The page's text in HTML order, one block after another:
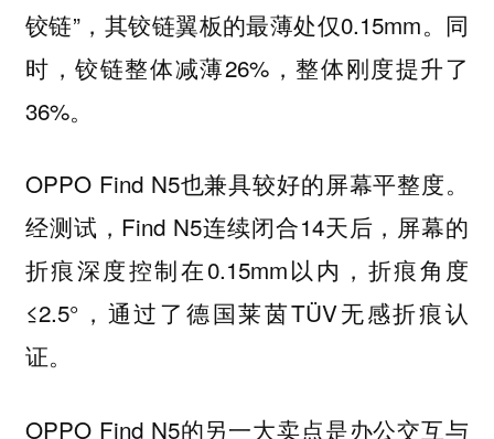
铰链”，其铰链翼板的最薄处仅0.15mm。同
时，铰链整体减薄26%，整体刚度提升了
36%。
OPPO Find N5也兼具较好的屏幕平整度。
经测试，Find N5连续闭合14天后，屏幕的
折痕深度控制在0.15mm以内，折痕角度
≤2.5°，通过了德国莱茵TÜV无感折痕认
证。
OPPO Find N5的另一大卖点是办公交互与